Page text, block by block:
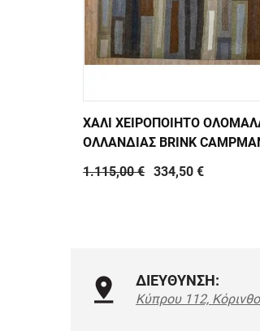
ΧΑΛΙ ΧΕΙΡΟΠΟΙΗΤΟ
ΟΛΛΑΝΔΙΑΣ BRINK
1.115,00 € 334,50 €
ΔΙΕΥΘΥΝΣΗ:
Κύπρου 112,